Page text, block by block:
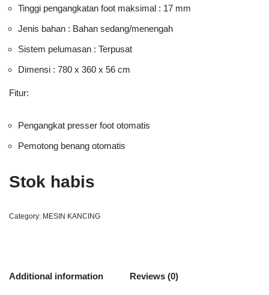
Tinggi pengangkatan foot maksimal : 17 mm
Jenis bahan : Bahan sedang/menengah
Sistem pelumasan : Terpusat
Dimensi : 780 x 360 x 56 cm
Fitur:
Pengangkat presser foot otomatis
Pemotong benang otomatis
Stok habis
Category: MESIN KANCING
Additional information Reviews (0)